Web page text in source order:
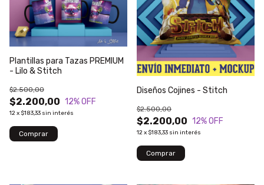
Plantillas para Tazas PREMIUM
- Lilo & Stitch
$2.200,00
$2.500,00
12% OFF
12x $183,33 sin interés
Diseños Cojines - Stitch
$2.200,00
$2.500,00
12% OFF
12x $183,33 sin interés